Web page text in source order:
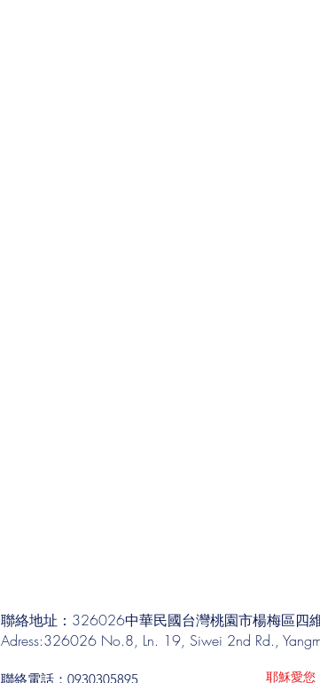
聯絡地址：326026中華民國台灣桃園市楊梅區四
Adress:326026 No.8, Ln. 19, Siwei 2nd Rd.,
聯絡電話：0930305895 耶穌愛您